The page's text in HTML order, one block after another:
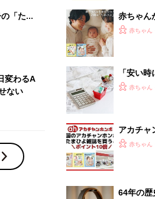
「たま
変わるA
ない
赤ちゃん
ひよ」
赤ちゃん
「安い
ーパーを
赤ちゃん
アカチャ
うとポイ
赤ちゃん
64年の歴